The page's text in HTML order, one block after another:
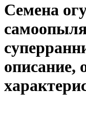
Семена
описание,